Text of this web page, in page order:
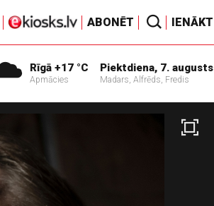
ABONĒT IENĀKT
Rīgā +17 °C
Apmācies
Piektdiena, 7. augusts
Madars, Alfrēds, Fredis